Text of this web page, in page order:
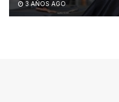
3 AÑOS AGO